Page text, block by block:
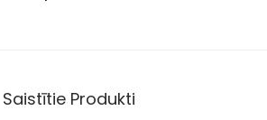
Saistītie Produkti